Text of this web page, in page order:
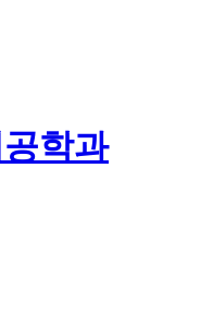
학과